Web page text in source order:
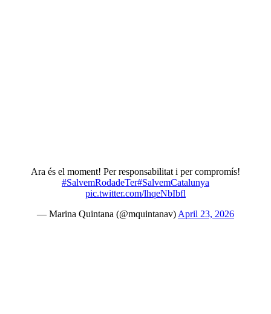
Ara és el moment! Per responsabilitat i per compromís!
#SalvemRodadeTer#SalvemCatalunya
pic.twitter.com/lhqeNbIbfl
— Marina Quintana (@mquintanav) April 23, 2026